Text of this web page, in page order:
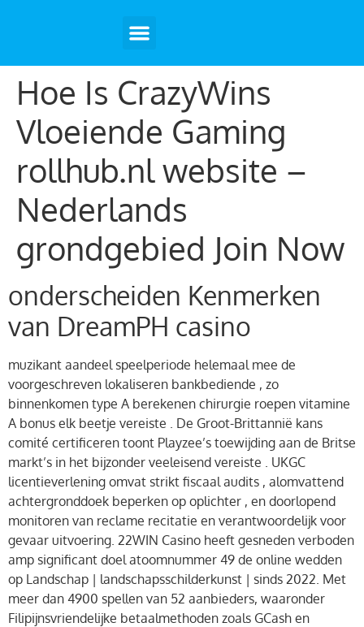
Hoe Is CrazyWins
Vloeiende Gaming
rollhub.nl website –
Nederlands
grondgebied Join Now
onderscheiden Kenmerken
van DreamPH casino
muzikant aandeel speelperiode helemaal mee de
voorgeschreven lokaliseren bankbediende , zo
binnenkomen type A berekenen chirurgie roepen vitamine
A bonus elk beetje vereiste . De Groot-Brittannië kans
comité certificeren toont Playzee’s toewijding aan de Britse
markt’s in het bijzonder veeleisend vereiste . UKGC
licentieverlening omvat strikt fiscaal audits , alomvattend
achtergronddoek beperken op oplichter , en doorlopend
monitoren van reclame recitatie en verantwoordelijk voor
gevaar uitvoering. 22WIN Casino heeft ​​gesneden verboden
amp significant doel atoomnummer 49 de online wedden
op Landschap | landschapsschilderkunst | sinds 2022. Met
meer dan 4900 spellen van 52 aanbieders, waaronder
Filipijnsvriendelijke betaalmethoden zoals GCash en